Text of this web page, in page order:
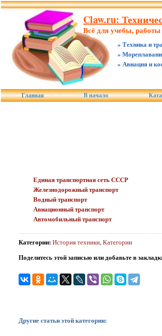
Claw.ru:
Всё для учебы,
» Техника и
»
» Авиация и
Главная В начало
Единая транспортная сеть СССР
Железнодорожный транспорт
Водный транспорт
Авиационный транспорт
Автомобильный транспорт
Категории:История техники,Категории
Поделитесь этой записью или добавьте в
Другие статьи этой категории: